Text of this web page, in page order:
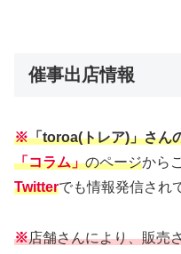
催事出店情報
※「toroa(トレア)」さん
「コラム」のページから
Twitterでも情報発信され
※店舗さんにより、販売